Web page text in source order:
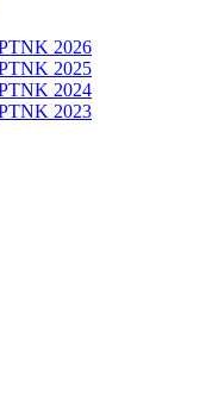
2026
2025
2024
2023